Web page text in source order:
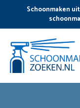
de
inhoud
Schoonmaken